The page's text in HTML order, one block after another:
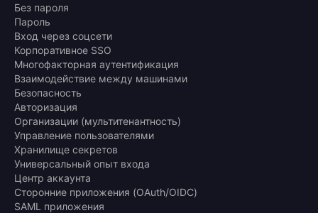
Без пароля
Пароль
Вход через соцсети
Корпоративное SSO
Многофакторная аутентификация
Взаимодействие между машинами
Безопасность
Авторизация
Организации (мультитенантность)
Управление пользователями
Хранилище секретов
Универсальный опыт входа
Центр аккаунта
Сторонние приложения (OAuth/OIDC)
SAML приложения